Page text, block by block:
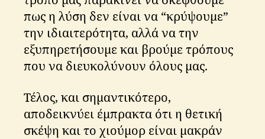
πως η λύση δεν είναι να “κρύψουμε”
την ιδιαιτερότητα, αλλά να την
εξυπηρετήσουμε και βρούμε τρόπους
που να διευκολύνουν όλους μας.
Τέλος, και σημαντικότερο,
αποδεικνύει έμπρακτα ότι η θετική
σκέψη και το χιούμορ είναι μακράν